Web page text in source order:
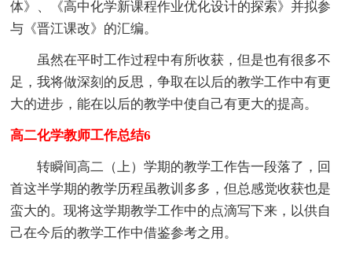
体》、《高中化学新课程作业优化设计的探索》并拟参
与《晋江课改》的汇编。
虽然在平时工作过程中有所收获，但是也有很多不
足，我将做深刻的反思，争取在以后的教学工作中有更
大的进步，能在以后的教学中使自己有更大的提高。
高二化学教师工作总结6
转瞬间高二（上）学期的教学工作告一段落了，回
首这半学期的教学历程虽教训多多，但总感觉收获也是
蛮大的。现将这学期教学工作中的点滴写下来，以供自
己在今后的教学工作中借鉴参考之用。